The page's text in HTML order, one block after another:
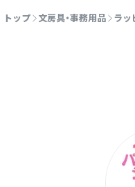
トップ 文房具・事務用品 ラッ